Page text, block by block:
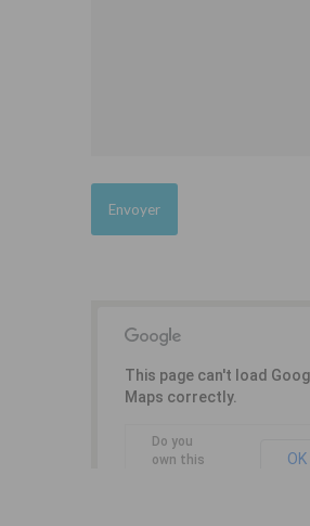
This page can't load
Maps correctly.
Do you
own this
OK